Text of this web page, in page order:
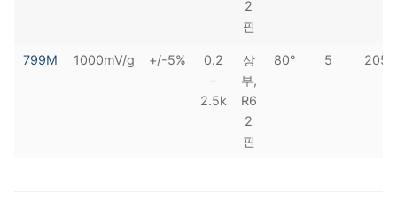
2
핀
799M 1000mV/g +/-5%
0.2
–
2.5k
상
부,
R6
2
핀
80° 5 205